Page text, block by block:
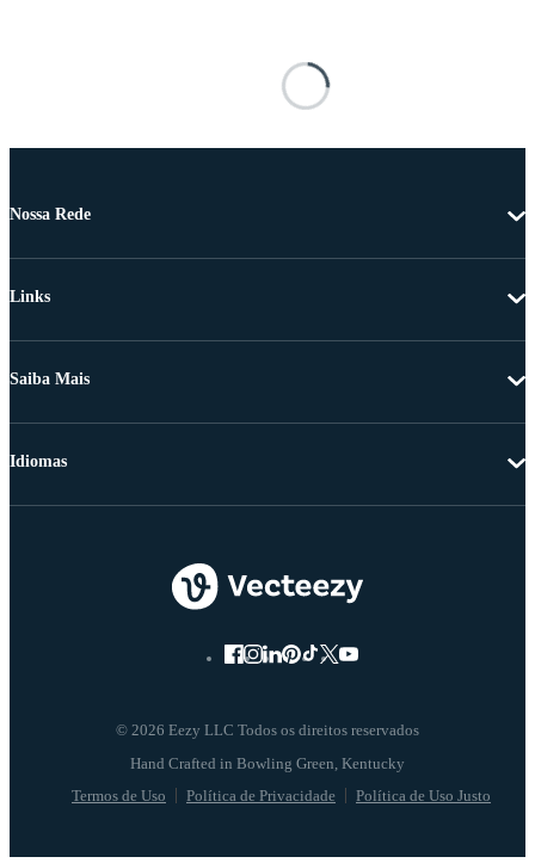
Nossa Rede
Links
Saiba Mais
© 2026 Eezy LLC Todos os direitos reservados
Termos de Uso Política de Privacidade Política de Uso Justo
Idiomas